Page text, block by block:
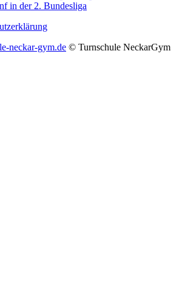
in der 2. Bundesliga
neckar-gym.de © Turnschule NeckarGym